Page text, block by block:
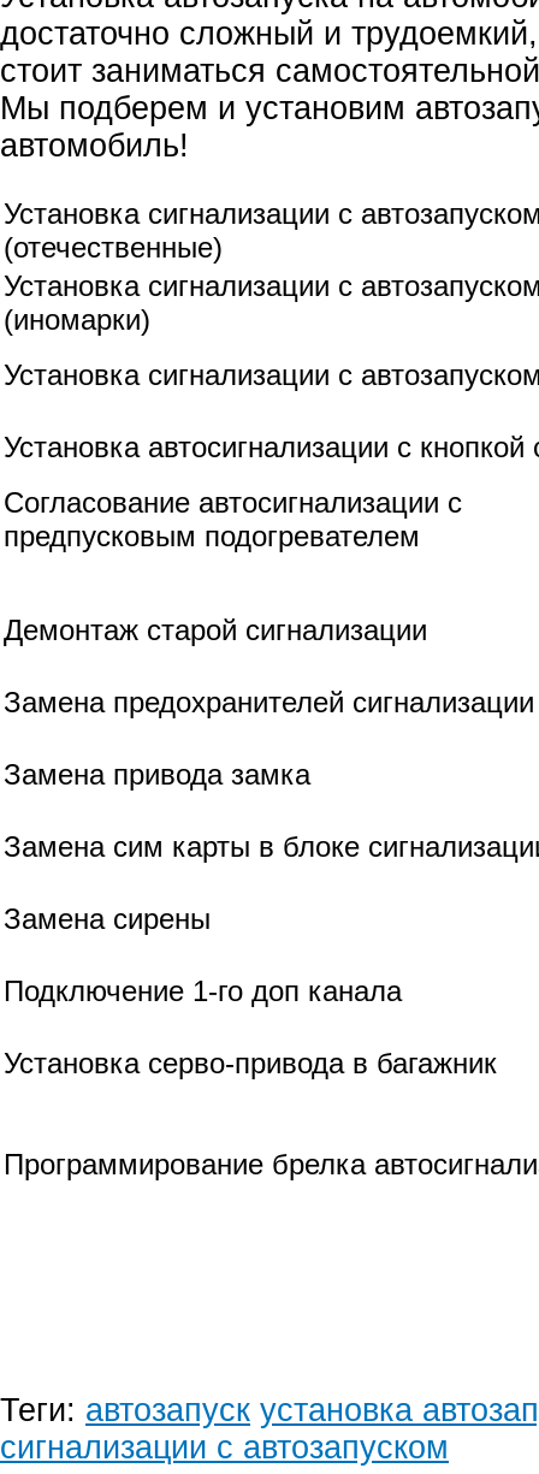
достаточно сложный и
стоит заниматься
Мы подберем и установим
автомобиль!
Установка сигнализации с
(отечественные)
Установка сигнализации с
(иномарки)
Установка сигнализации с
Установка автосигнализации с кнопкой
Согласование автосигнализации с
предпусковым подогревателем
Демонтаж старой сигнализации
Замена предохранителей сигнализации
Замена привода замка
Замена сим карты в блоке
Замена сирены
Подключение 1-го доп канала
Установка серво-привода в багажник
Программирование брелка
Теги: автозапуск установка
сигнализации с автозапуском